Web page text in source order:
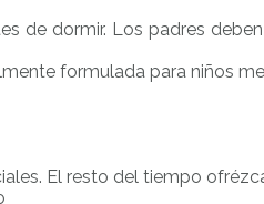
de dormir. Los padres
formulada para niños
El resto del tiempo